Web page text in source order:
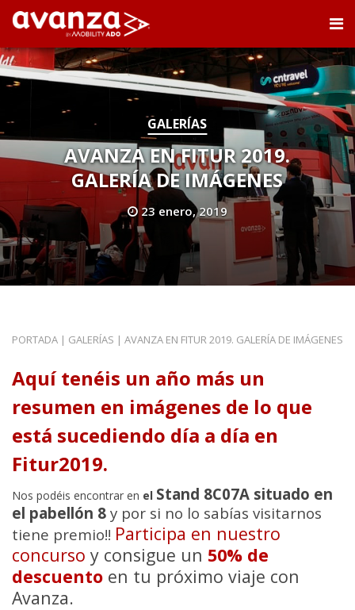
GALERÍAS
AVANZA EN FITUR 2019.
GALERÍA DE IMÁGENES
23 enero, 2019
PORTADA | GALERÍAS | AVANZA EN FITUR 2019. GALERÍA DE IMÁGENES
Aquí tenéis un año más un
resumen en imágenes de lo que
está sucediendo día a día en
Fitur2019.
Nos podéis encontrar en el Stand 8C07A situado en
el pabellón 8 y por si no lo sabías visitarnos
tiene premio!! Participa en nuestro
concurso y consigue un 50% de
descuento en tu próximo viaje con
Avanza.